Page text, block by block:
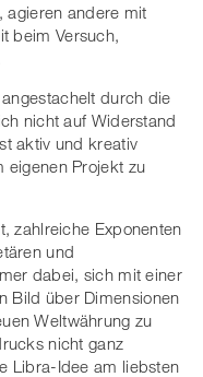
agieren andere mit
beim Versuch,
durch die
nicht auf Widerstand
aktiv und kreativ
eigenen Projekt zu
zahlreiche Exponenten
und
dabei, sich mit einer
Bild über Dimensionen
Weltwährung zu
nicht ganz
Libra-Idee am liebsten